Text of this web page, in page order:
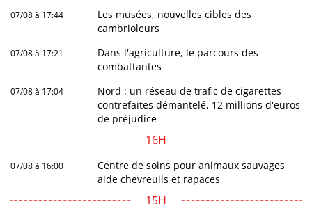
07/08 à 17:44
Les musées, nouvelles cibles des
cambrioleurs
07/08 à 17:21
Dans l'agriculture, le parcours des
combattantes
07/08 à 17:04
Nord : un réseau de trafic de cigarettes
contrefaites démantelé, 12 millions d'euros
de préjudice
16H
07/08 à 16:00
Centre de soins pour animaux sauvages
aide chevreuils et rapaces
15H